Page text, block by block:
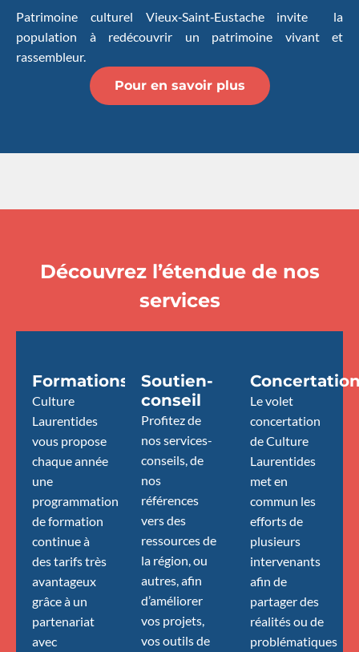
Patrimoine culturel Vieux‑Saint‑Eustache invite la
population à redécouvrir un patrimoine vivant et
rassembleur.
Pour en savoir plus
Découvrez l’étendue de nos
services
Formations
Culture
Laurentides
vous propose
chaque année
une
programmation
de formation
continue à
des tarifs très
avantageux
grâce à un
partenariat
avec
Soutien-
conseil
Profitez de
nos services-
conseils, de
nos
références
vers des
ressources de
la région, ou
autres, afin
d’améliorer
vos projets,
vos outils de
Le volet
concertation
de Culture
Laurentides
met en
commun les
efforts de
plusieurs
intervenants
afin de
partager des
réalités ou de
problématiques